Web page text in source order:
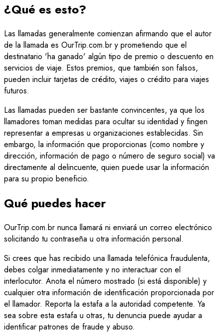
¿Qué es esto?
Las llamadas generalmente comienzan afirmando que el autor
de la llamada es OurTrip.com.br y prometiendo que el
destinatario 'ha ganado' algún tipo de premio o descuento en
servicios de viaje. Estos premios, que también son falsos,
pueden incluir tarjetas de crédito, viajes o crédito para viajes
futuros.
Las llamadas pueden ser bastante convincentes, ya que los
llamadores toman medidas para ocultar su identidad y fingen
representar a empresas u organizaciones establecidas. Sin
embargo, la información que proporcionas (como nombre y
dirección, información de pago o número de seguro social) va
directamente al delincuente, quien puede usar la información
para su propio beneficio.
Qué puedes hacer
OurTrip.com.br nunca llamará ni enviará un correo electrónico
solicitando tu contraseña u otra información personal.
Si crees que has recibido una llamada telefónica fraudulenta,
debes colgar inmediatamente y no interactuar con el
interlocutor. Anota el número mostrado (si está disponible) y
cualquier otra información de identificación proporcionada por
el llamador. Reporta la estafa a la autoridad competente. Ya
sea sobre esta estafa u otras, tu denuncia puede ayudar a
identificar patrones de fraude y abuso.